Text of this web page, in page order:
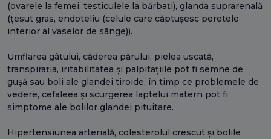
(ovarele la femei, testiculele la bărbați), glanda suprarenală
(țesut gras, endoteliu (celule care căptușesc peretele
interior al vaselor de sânge)).
Umflarea gâtului, căderea părului, pielea uscată,
transpirația, iritabilitatea și palpitațiile pot fi semne de
gușă sau boli ale glandei tiroide, în timp ce problemele de
vedere, cefaleea și scurgerea laptelui matern pot fi
simptome ale bolilor glandei pituitare.
Hipertensiunea arterială, colesterolul crescut și bolile